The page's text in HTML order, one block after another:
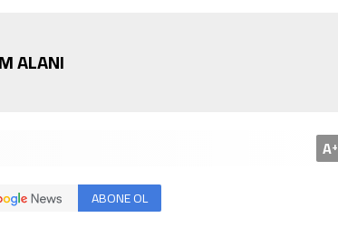
ALANI
A+
ABONE OL